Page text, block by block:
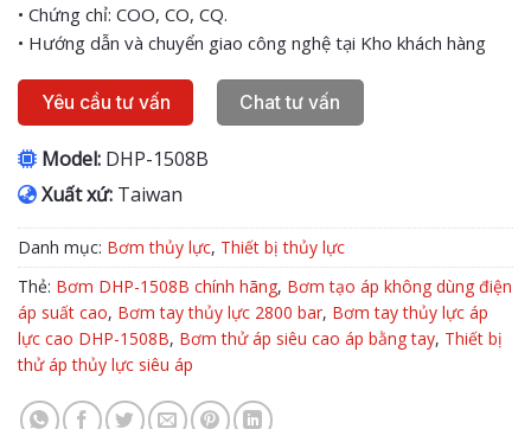
• Chứng chỉ: COO, CO, CQ.
• Hướng dẫn và chuyển giao công nghệ tại Kho khách hàng
Yêu cầu tư vấn Chat tư vấn
Model: DHP-1508B
Xuất xứ: Taiwan
Danh mục: Bơm thủy lực, Thiết bị thủy lực
Thẻ: Bơm DHP-1508B chính hãng, Bơm tạo áp không dùng điện
áp suất cao, Bơm tay thủy lực 2800 bar, Bơm tay thủy lực áp
lực cao DHP-1508B, Bơm thử áp siêu cao áp bằng tay, Thiết bị
thử áp thủy lực siêu áp